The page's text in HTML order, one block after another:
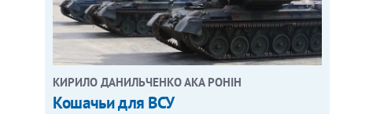
КИРИЛО ДАНИЛЬЧЕНКО АКА РОНІН
Кошачьи для ВСУ